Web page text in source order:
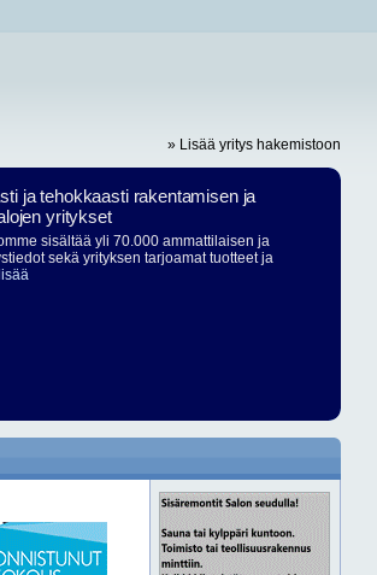
» Lisää yritys hakemistoon
ja tehokkaasti rakentamisen ja
yritykset
sisältää yli 70.000 ammattilaisen ja
sekä yrityksen tarjoamat tuotteet ja